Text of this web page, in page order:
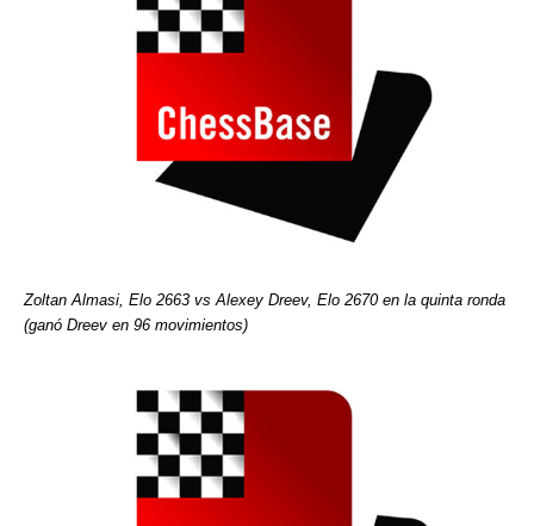
Zoltan Almasi, Elo 2663 vs Alexey Dreev, Elo 2670 en la quinta ronda
(ganó Dreev en 96 movimientos)